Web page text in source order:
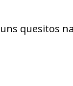
quesitos